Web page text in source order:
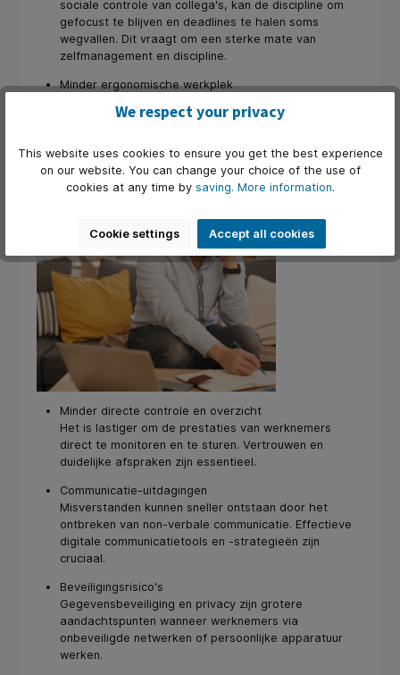
sociale controle van collega's, kan de discipline om
gefocust te blijven en deadlines te halen soms
wegvallen. Dit vraagt om een sterke mate van
zelfmanagement en discipline.
Minder ergonomische werkplek
groot dat de thuiswerkplek niet ergonomisch is, wat
Voor de werkgever:
Minder directe controle en overzicht
Het is lastiger om de prestaties van werknemers
direct te monitoren en te sturen. Vertrouwen en
duidelijke afspraken zijn essentieel.
Communicatie-uitdagingen
Misverstanden kunnen sneller ontstaan door het
ontbreken van non-verbale communicatie. Effectieve
digitale communicatietools en -strategieën zijn
cruciaal.
Beveiligingsrisico's
Gegevensbeveiliging en privacy zijn grotere
aandachtspunten wanneer werknemers via
onbeveiligde netwerken of persoonlijke apparatuur
werken.
We respect your privacy
This website uses cookies to ensure you get the best experience
on our website. You can change your choice of the use of
cookies at any time by saving. More information.
Cookie settings Accept all cookies